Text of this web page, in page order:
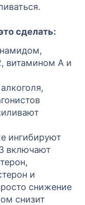
сделать:
витамином A и
ингибируют
включают
и
снижение
снизит